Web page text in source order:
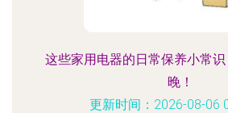
这些家用电器的日常保养小常
晚！
更新时间：2026-08-06